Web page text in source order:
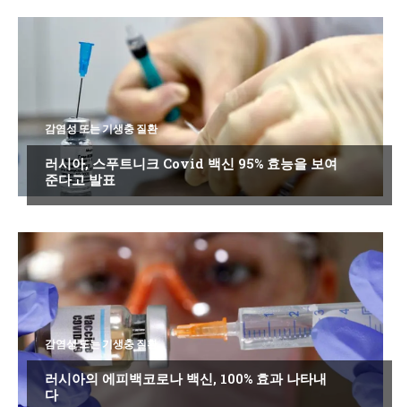
감염성 또는 기생충 질환
러시아, 스푸트니크 Covid 백신 95% 효능을 보여
준다고 발표
감염성 또는 기생충 질환
러시아의 에피백코로나 백신, 100% 효과 나타내
다